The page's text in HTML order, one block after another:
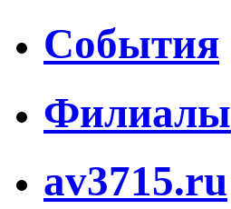
События
Филиалы
av3715.ru